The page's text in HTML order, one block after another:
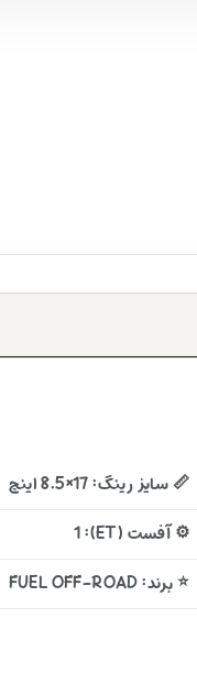
📏 سایز رینگ: 17×8.5 اینچ
⚙️ آفست (ET): 1
⭐ برند: FUEL OFF-ROAD